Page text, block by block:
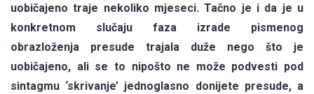
uobičajeno traje nekoliko mjeseci. Tačno je i da je u
konkretnom slučaju faza izrade pismenog
obrazloženja presude trajala duže nego što je
uobičajeno, ali se to nipošto ne može podvesti pod
sintagmu ‘skrivanje’ jednoglasno donijete presude, a